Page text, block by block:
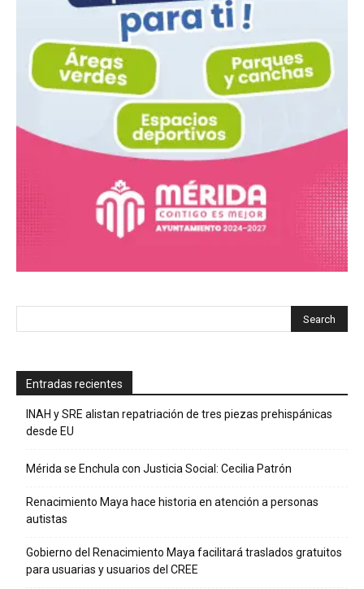
Entradas recientes
INAH y SRE alistan repatriación de tres piezas prehispánicas
desde EU
Mérida se Enchula con Justicia Social: Cecilia Patrón
Renacimiento Maya hace historia en atención a personas
autistas
Gobierno del Renacimiento Maya facilitará traslados gratuitos
para usuarias y usuarios del CREE